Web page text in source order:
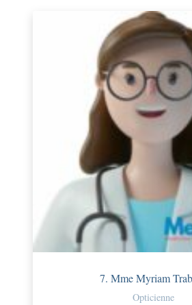
7. Mme Myriam
Opticienne